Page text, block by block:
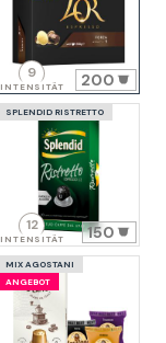
9
INTENSITÄT 200
SPLENDID RISTRETTO
12
INTENSITÄT 150
MIX AGOSTANI
ANGEBOT